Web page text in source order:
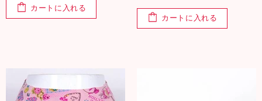
カートに入れる
カートに入れる